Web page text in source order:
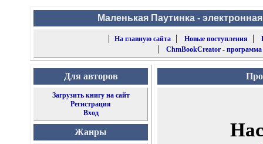
Маленькая Паутинка -
|
На главную сайта| Новые поступления |
| ChmBookCreator -
Для авторов
Загрузить книгу на сайт
Регистрация
Вход
Жанры